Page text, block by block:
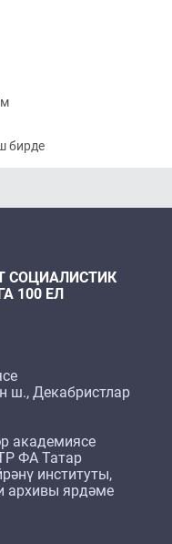
бирде
СОЦИАЛИСТИК
100 ЕЛ
ш., Декабристлар
академиясе
ФА Татар
институты,
архивы ярдәме